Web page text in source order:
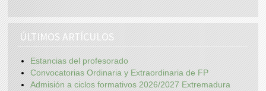
ÚLTIMOS ARTÍCULOS
Estancias del profesorado
Convocatorias Ordinaria y Extraordinaria de FP
Admisión a ciclos formativos 2026/2027 Extremadura